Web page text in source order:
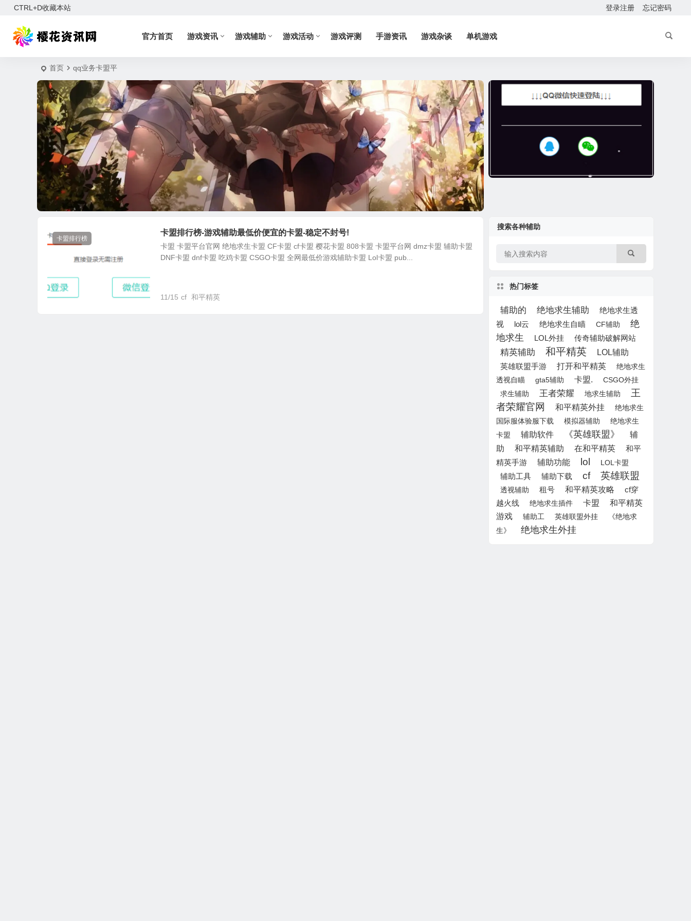
CTRL+D收藏本站 登录注册 忘记密码
官方首页 游戏资讯 游戏辅助 游戏活动 游戏评测 手游资讯 游戏杂谈 单机游戏
首页 qq业务卡盟平
卡盟排行榜
卡盟排行榜-游戏辅助最低价便宜的卡盟-稳定不封号!
卡盟 卡盟平台官网 绝地求生卡盟 CF卡盟 cf卡盟 樱花卡盟 808卡盟 卡盟平台网 dmz卡盟 辅助卡盟
DNF卡盟 dnf卡盟 吃鸡卡盟 CSGO卡盟 全网最低价游戏辅助卡盟 Lol卡盟 pub...
11/15 cf 和平精英
搜索各种辅助
热门标签
辅助的 绝地求生辅助
绝地求生透
视
lol云 绝地求生自瞄 CF辅助
绝
地求生
LOL外挂 传奇辅助破解网站
精英辅助 和平精英 LOL辅助
英雄联盟手游 打开和平精英
绝地求生
透视自瞄
gta5辅助 卡盟.
CSGO外挂
求生辅助
王者荣耀 地求生辅助
王
者荣耀官网
和平精英外挂
绝地求生
国际服体验服下载
模拟器辅助
绝地求生
卡盟
辅助软件 《英雄联盟》
辅
助
和平精英辅助 在和平精英
和平
精英手游
辅助功能 lol
LOL卡盟
辅助工具
辅助下载 cf 英雄联盟
透视辅助 租号 和平精英攻略
cf穿
越火线
绝地求生插件 卡盟
和平精英
游戏
辅助工 英雄联盟外挂
《绝地求
生》
绝地求生外挂